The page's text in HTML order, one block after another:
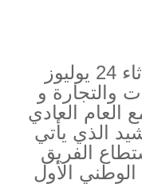
انعقد عشية هذا اليوم الثلاثاء 24 يوليوز
والتجارة و
العام العادي
الذي يأتي
الفريق
الأول